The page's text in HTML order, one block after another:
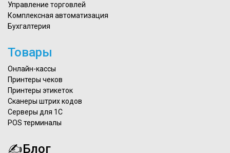
Управление торговлей
Комплексная автоматизация
Бухгалтерия
Товары
Онлайн-кассы
Принтеры чеков
Принтеры этикеток
Сканеры штрих кодов
Серверы для 1С
POS терминалы
✍Блог